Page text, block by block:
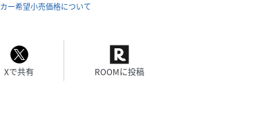
ー希望小売価格について
Xで共有 ROOMに投稿